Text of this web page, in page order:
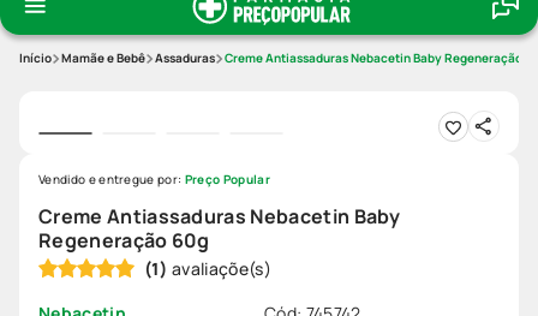
Mamãe e Bebê Assaduras Creme Antiassaduras Nebacetin Baby Regeneração
Creme Antiassaduras Nebacetin Baby
Regeneração 60g
(1)
Vendido e entregue por: Preço Popular